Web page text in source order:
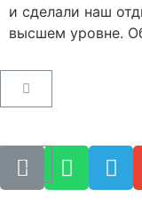
и сделали наш
высшем уровне.
Пользовательское
Как купить билет